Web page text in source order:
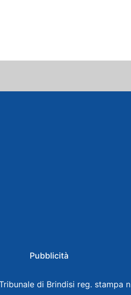
Pubblicità
di Brindisi reg. stampa